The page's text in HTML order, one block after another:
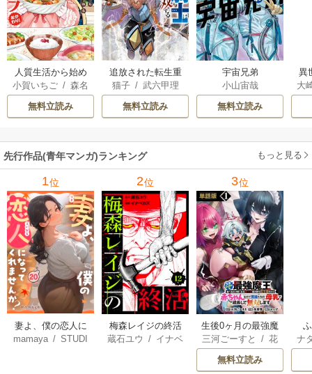
人質生活から始め
るスローライフ
小賀いちご /森名
尚
無料立読み
追放された転生重
騎士はゲーム知識
で無双する
猫子/ 武六甲理
/じゃいあん
無料立読み
宇宙兄弟
小山宙哉
無料立読み
異
は
大
先行作品(青年マンガ)ランキング もっと見る
1位
妻よ、僕の恋人に
なってくれません
mamaya/STUDI
2位
梅森レイジの終活
蔵石ユウ / イナベ
3位
生後0ヶ月の最強魔
王 食べるだけ強
くなるチート能力
持ち転生者だけど
三河ごーすと /花
房雪/ マップ
無料立読み
ナ